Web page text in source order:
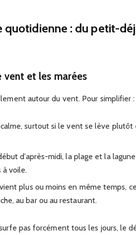
quotidienne : du petit-
vent et les marées
autour du vent. Pour simplifier :
surtout si le vent se lève plutôt
d’après-midi, la plage et la
à voile.
plus ou moins en même temps,
au bar ou au restaurant.
pas forcément tous les jours, le